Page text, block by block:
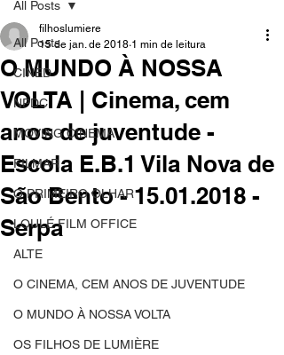
All Posts
CINED
NPDC
MOVING CINEMA
FILMAR
O PRIMEIRO OLHAR
LOULÉ FILM OFFICE
ALTE
O CINEMA, CEM ANOS DE JUVENTUDE
O MUNDO À NOSSA VOLTA
OS FILHOS DE LUMIÈRE
All Posts
O MUNDO À NOSSA
VOLTA | Cinema, cem
anos de juventude -
Escola E.B.1 Vila Nova de
São Bento - 15.01.2018 -
Serpa
filhoslumiere
15 de jan. de 2018 1 min de leitura